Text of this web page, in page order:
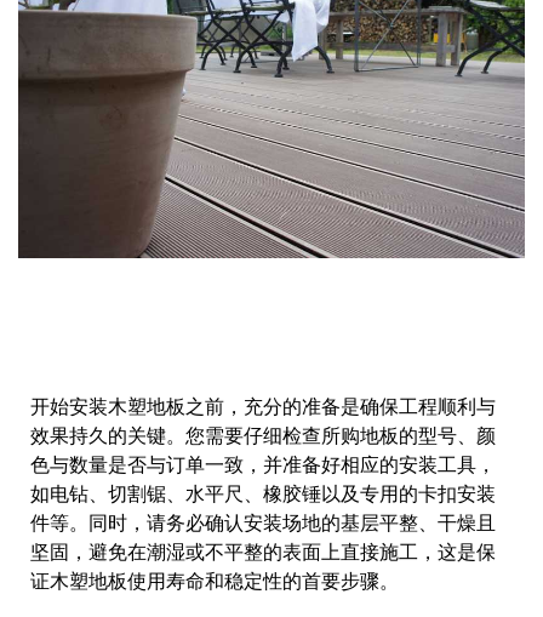
开始安装木塑地板之前，充分的准备是确保工程顺利与
效果持久的关键。您需要仔细检查所购地板的型号、颜
色与数量是否与订单一致，并准备好相应的安装工具，
如电钻、切割锯、水平尺、橡胶锤以及专用的卡扣安装
件等。同时，请务必确认安装场地的基层平整、干燥且
坚固，避免在潮湿或不平整的表面上直接施工，这是保
证木塑地板使用寿命和稳定性的首要步骤。